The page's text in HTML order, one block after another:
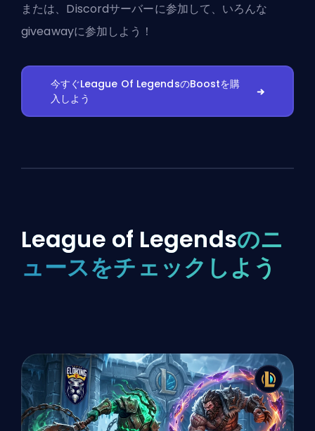
または、 Discordサーバーに参加して、いろんな
giveawayに参加しよう！
今すぐLeague Of LegendsのBoostを購
入しよう
League of Legendsのニ
ュースをチェックしよう